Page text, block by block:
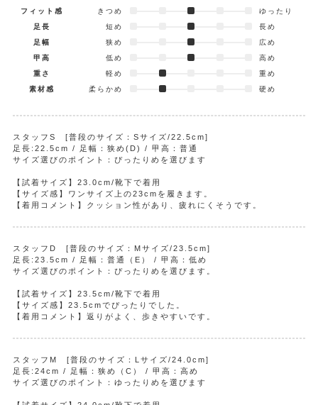
フィット感 きつめ
ゆったり
足長
短め
長め
足幅
狭め
広め
甲高
低め
高め
重さ
軽め
重め
素材感
柔らかめ 硬め
スタッフS [普段のサイズ：Sサイズ/22.5cm]
足長:22.5cm / 足幅：狭め(D) / 甲高：普通
サイズ選びのポイント：ぴったりめを選びます
【試着サイズ】23.0cm/靴下で着用
【サイズ感】ワンサイズ上の23cmを履きます。
【着用コメント】クッション性があり、疲れにくそうです。
スタッフD [普段のサイズ：Mサイズ/23.5cm]
足長:23.5cm / 足幅：普通（E） / 甲高：低め
サイズ選びのポイント：ぴったりめを選びます。
【試着サイズ】23.5cm/靴下で着用
【サイズ感】23.5cmでぴったりでした。
【着用コメント】返りがよく、歩きやすいです。
スタッフM [普段のサイズ：Lサイズ/24.0cm]
足長:24cm / 足幅：狭め（C） / 甲高：高め
サイズ選びのポイント：ゆったりめを選びます